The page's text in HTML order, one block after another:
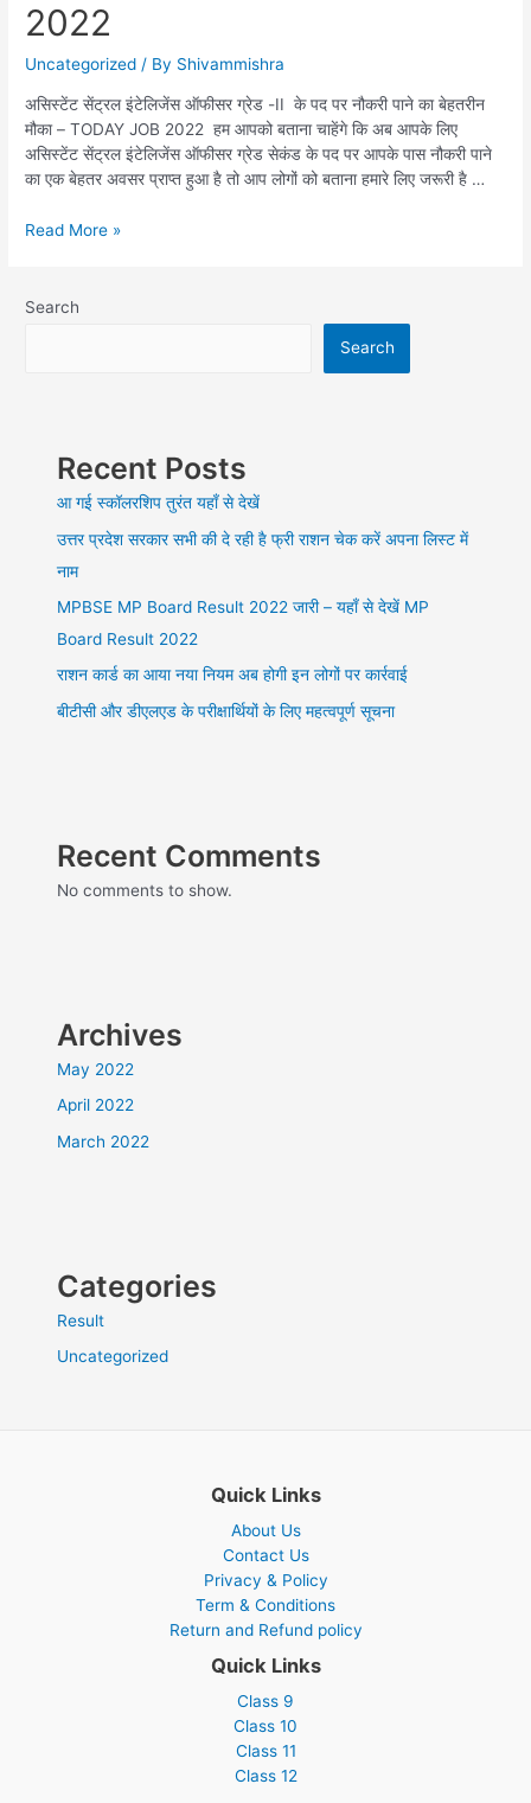
2022
Uncategorized / By Shivammishra
असिस्टेंट सेंट्रल इंटेलिजेंस ऑफीसर ग्रेड -II के पद पर नौकरी पाने का बेहतरीन
मौका – TODAY JOB 2022 हम आपको बताना चाहेंगे कि अब आपके लिए
असिस्टेंट सेंट्रल इंटेलिजेंस ऑफीसर ग्रेड सेकंड के पद पर आपके पास नौकरी पाने
का एक बेहतर अवसर प्राप्त हुआ है तो आप लोगों को बताना हमारे लिए जरूरी है …
Read More »
Search
Search
Recent Posts
आ गई स्कॉलरशिप तुरंत यहाँ से देखें
उत्तर प्रदेश सरकार सभी की दे रही है फ्री राशन चेक करें अपना लिस्ट में
नाम
MPBSE MP Board Result 2022 जारी – यहाँ से देखें MP
Board Result 2022
राशन कार्ड का आया नया नियम अब होगी इन लोगों पर कार्रवाई
बीटीसी और डीएलएड के परीक्षार्थियों के लिए महत्वपूर्ण सूचना
Recent Comments
No comments to show.
Archives
May 2022
April 2022
March 2022
Categories
Result
Uncategorized
Quick Links
About Us
Contact Us
Privacy & Policy
Term & Conditions
Return and Refund policy
Quick Links
Class 9
Class 10
Class 11
Class 12